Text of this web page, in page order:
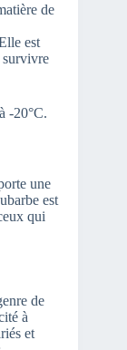
de
est
survivre
-20°C.
une
est
qui
de
à
et